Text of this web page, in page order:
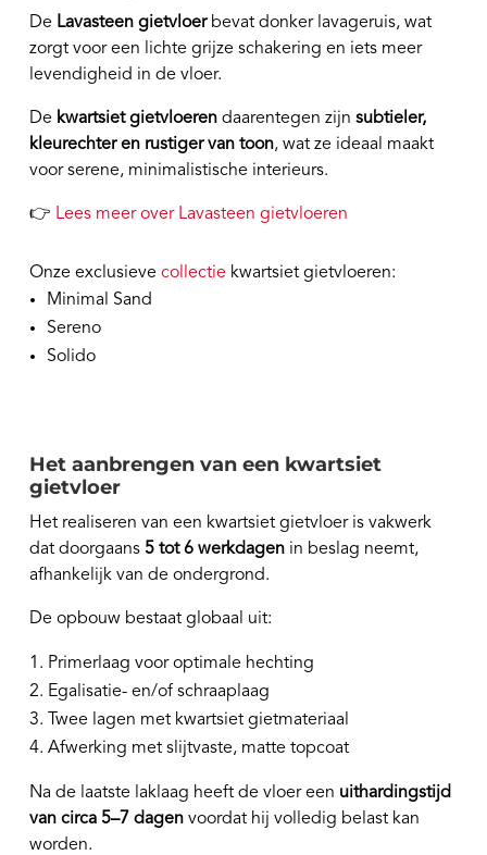
De Lavasteen gietvloerbevat donker lavageruis, wat
zorgt voor een lichte grijze schakering en iets meer
levendigheid in de vloer.
De kwartsiet gietvloeren daarentegen zijnsubtieler,
kleurechter en rustiger van toon, wat ze ideaal maakt
voor serene, minimalistische interieurs.
👉 Lees meer over Lavasteen gietvloeren
Onze exclusievecollectie kwartsiet gietvloeren:
Minimal Sand
Sereno
Solido
Het aanbrengen van een kwartsiet
gietvloer
Het realiseren van een kwartsiet gietvloer is vakwerk
dat doorgaans5 tot 6 werkdagen in beslag neemt,
afhankelijk van de ondergrond.
De opbouw bestaat globaal uit:
Primerlaag voor optimale hechting
Egalisatie- en/of schraaplaag
Twee lagen met kwartsiet gietmateriaal
Afwerking met slijtvaste, matte topcoat
Na de laatste laklaag heeft de vloer een uithardingstijd
van circa 5–7 dagen voordat hij volledig belast kan
worden.